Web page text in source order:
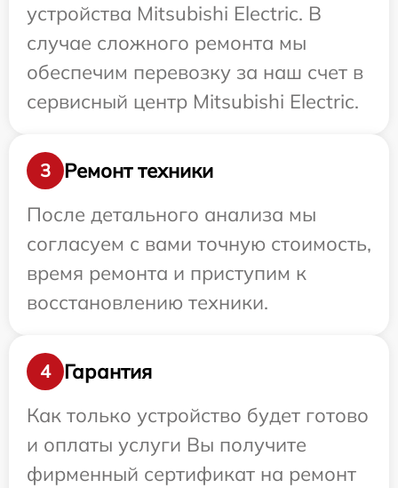
устройства Mitsubishi Electric. В
случае сложного ремонта мы
обеспечим перевозку за наш счет в
сервисный центр Mitsubishi Electric.
3
Ремонт техники
После детального анализа мы
согласуем с вами точную стоимость,
время ремонта и приступим к
восстановлению техники.
4
Гарантия
Как только устройство будет готово
и оплаты услуги Вы получите
фирменный сертификат на ремонт